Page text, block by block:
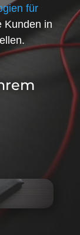
für
Kunden in